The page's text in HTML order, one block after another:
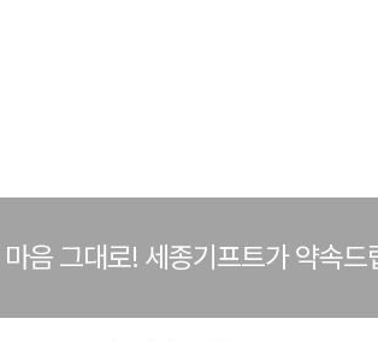
음 그대로! 세종기프트가 약속드